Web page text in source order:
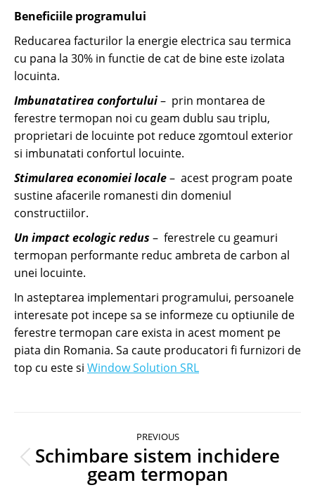
Beneficiile programului
Reducarea facturilor la energie electrica sau termica
cu pana la 30% in functie de cat de bine este izolata
locuinta.
Imbunatatirea confortului– prin montarea de
ferestre termopan noi cu geam dublu sau triplu,
proprietari de locuinte pot reduce zgomtoul exterior
si imbunatati confortul locuinte.
Stimularea economiei locale– acest program poate
sustine afacerile romanesti din domeniul
constructiilor.
Un impact ecologic redus – ferestrele cu geamuri
termopan performante reduc ambreta de carbon al
unei locuinte.
In asteptarea implementari programului, persoanele
interesate pot incepe sa se informeze cu optiunile de
ferestre termopan care exista in acest moment pe
piata din Romania. Sa caute producatori fi furnizori de
top cu este si Window Solution SRL
navigation
PREVIOUS
Previous
post:
Schimbare sistem inchidere
geam termopan